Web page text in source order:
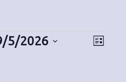
NT
L
5/2026